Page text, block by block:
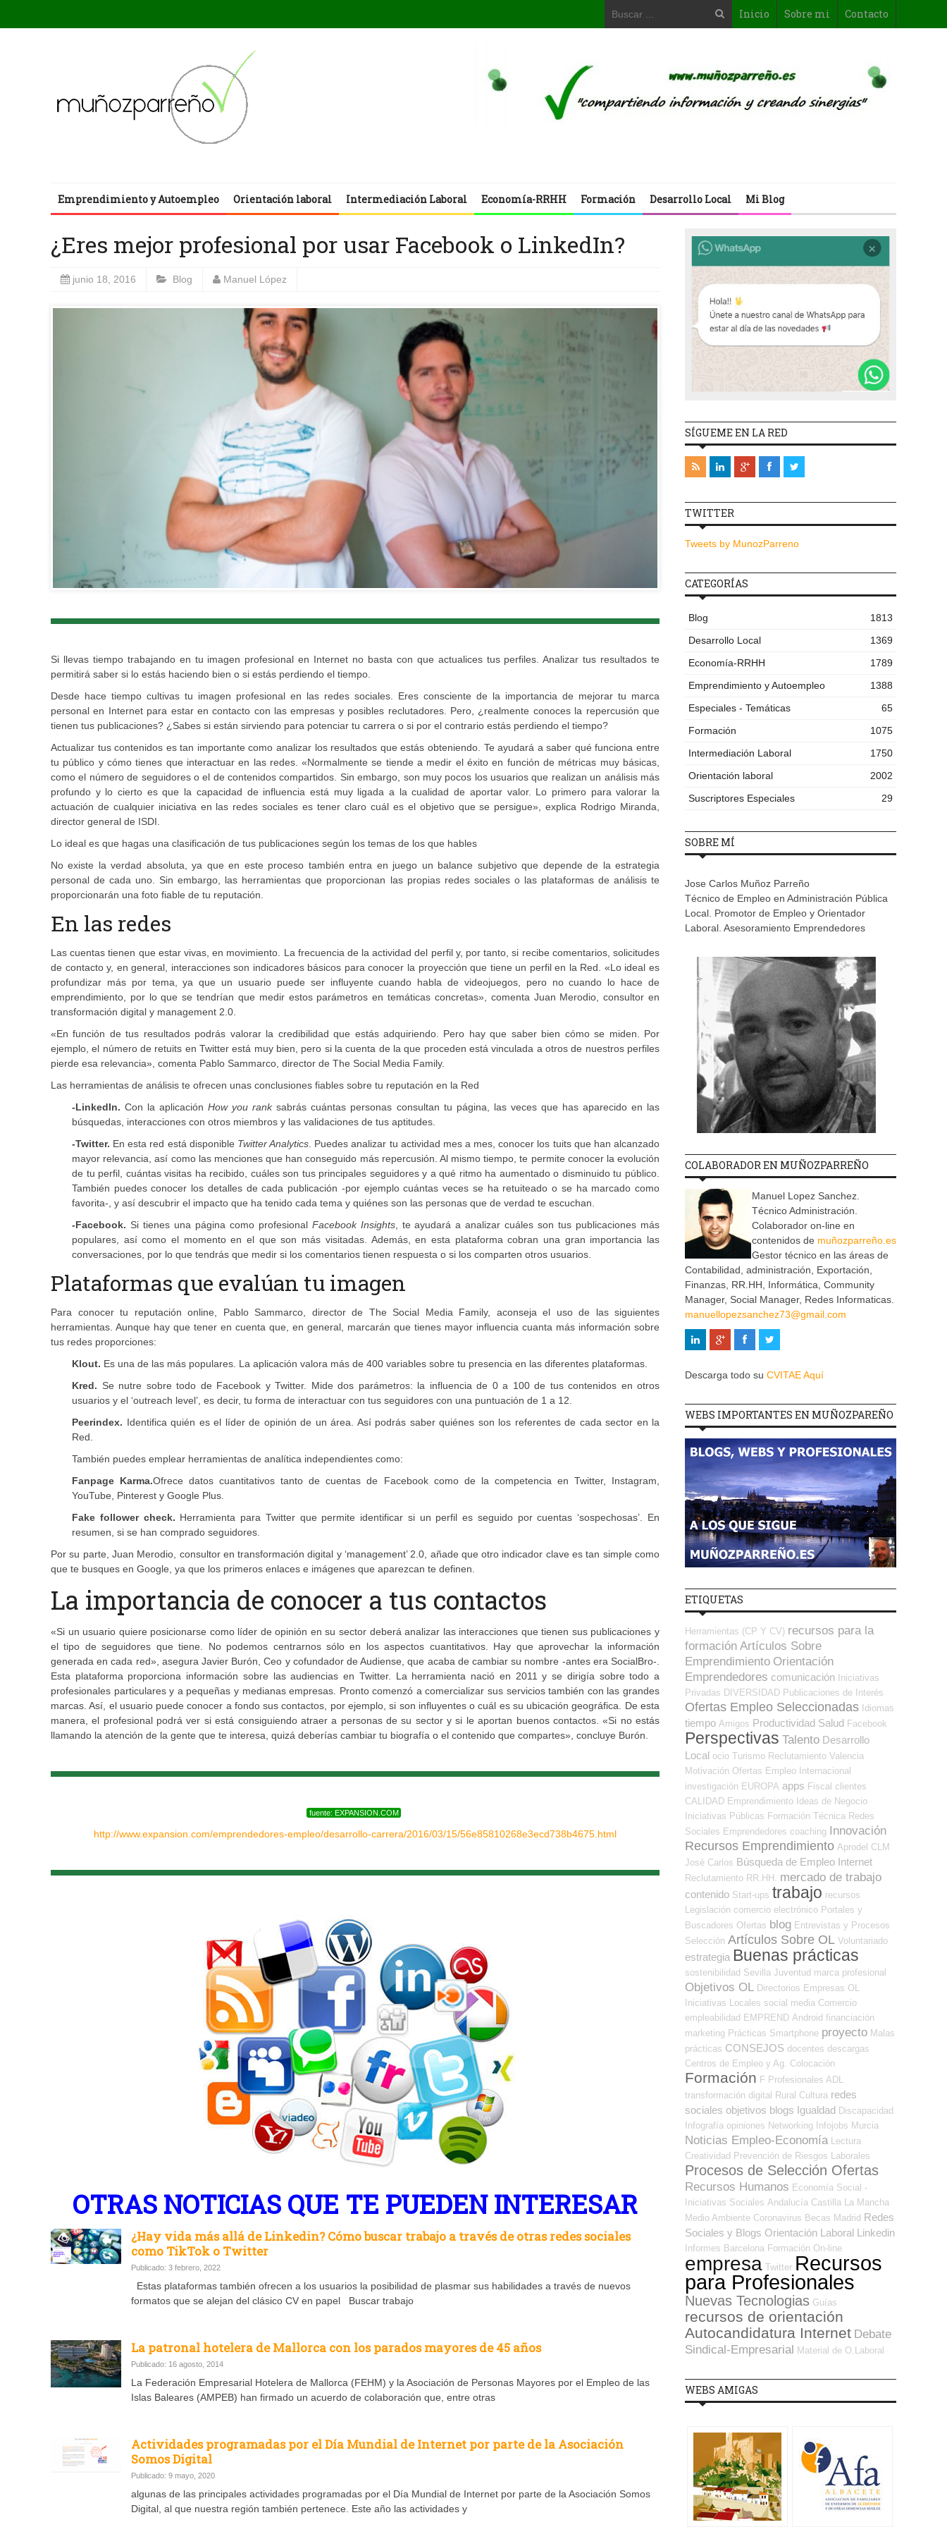
Inicio Sobre mi Contacto
Emprendimiento y Autoempleo Orientación laboral Intermediación Laboral Economía-RRHH Formación Desarrollo Local Mi Blog
¿Eres mejor profesional por usar Facebook o LinkedIn?
junio 18, 2016 Blog Manuel López
Si llevas tiempo trabajando en tu imagen profesional en Internet no basta con que actualices tus perfiles. Analizar tus resultados te
permitirá saber si lo estás haciendo bien o si estás perdiendo el tiempo.
Desde hace tiempo cultivas tu imagen profesional en las redes sociales. Eres consciente de la importancia de mejorar tu marca
personal en Internet para estar en contacto con las empresas y posibles reclutadores. Pero, ¿realmente conoces la repercusión que
tienen tus publicaciones? ¿Sabes si están sirviendo para potenciar tu carrera o si por el contrario estás perdiendo el tiempo?
Actualizar tus contenidos es tan importante como analizar los resultados que estás obteniendo. Te ayudará a saber qué funciona entre
tu público y cómo tienes que interactuar en las redes. «Normalmente se tiende a medir el éxito en función de métricas muy básicas,
como el número de seguidores o el de contenidos compartidos. Sin embargo, son muy pocos los usuarios que realizan un análisis más
profundo y lo cierto es que la capacidad de influencia está muy ligada a la cualidad de aportar valor. Lo primero para valorar la
actuación de cualquier iniciativa en las redes sociales es tener claro cuál es el objetivo que se persigue», explica Rodrigo Miranda,
director general de ISDI.
Lo ideal es que hagas una clasificación de tus publicaciones según los temas de los que hables
No existe la verdad absoluta, ya que en este proceso también entra en juego un balance subjetivo que depende de la estrategia
personal de cada uno. Sin embargo, las herramientas que proporcionan las propias redes sociales o las plataformas de análisis te
proporcionarán una foto fiable de tu reputación.
En las redes
Las cuentas tienen que estar vivas, en movimiento. La frecuencia de la actividad del perfil y, por tanto, si recibe comentarios, solicitudes
de contacto y, en general, interacciones son indicadores básicos para conocer la proyección que tiene un perfil en la Red. «Lo ideal es
profundizar más por tema, ya que un usuario puede ser influyente cuando habla de videojuegos, pero no cuando lo hace de
emprendimiento, por lo que se tendrían que medir estos parámetros en temáticas concretas», comenta Juan Merodio, consultor en
transformación digital y management 2.0.
«En función de tus resultados podrás valorar la credibilidad que estás adquiriendo. Pero hay que saber bien cómo se miden. Por
ejemplo, el número de retuits en Twitter está muy bien, pero si la cuenta de la que proceden está vinculada a otros de nuestros perfiles
pierde esa relevancia», comenta Pablo Sammarco, director de The Social Media Family.
Las herramientas de análisis te ofrecen unas conclusiones fiables sobre tu reputación en la Red
-LinkedIn. Con la aplicaciónHow you ranksabrás cuántas personas consultan tu página, las veces que has aparecido en las
búsquedas, interacciones con otros miembros y las validaciones de tus aptitudes.
-Twitter. En esta red está disponible Twitter Analytics. Puedes analizar tu actividad mes a mes, conocer los tuits que han alcanzado
mayor relevancia, así como las menciones que han conseguido más repercusión. Al mismo tiempo, te permite conocer la evolución
de tu perfil, cuántas visitas ha recibido, cuáles son tus principales seguidores y a qué ritmo ha aumentado o disminuido tu público.
También puedes conocer los detalles de cada publicación -por ejemplo cuántas veces se ha retuiteado o se ha marcado como
favorita-, y así descubrir el impacto que ha tenido cada tema y quiénes son las personas que de verdad te escuchan.
-Facebook. Si tienes una página como profesionalFacebook Insights, te ayudará a analizar cuáles son tus publicaciones más
populares, así como el momento en el que son más visitadas. Además, en esta plataforma cobran una gran importancia las
conversaciones, por lo que tendrás que medir si los comentarios tienen respuesta o si los comparten otros usuarios.
Plataformas que evalúan tu imagen
Para conocer tu reputación online, Pablo Sammarco, director de The Social Media Family, aconseja el uso de las siguientes
herramientas. Aunque hay que tener en cuenta que, en general, marcarán que tienes mayor influencia cuanta más información sobre
tus redes proporciones:
Klout. Es una de las más populares. La aplicación valora más de 400 variables sobre tu presencia en las diferentes plataformas.
Kred. Se nutre sobre todo de Facebook y Twitter. Mide dos parámetros: la influencia de 0 a 100 de tus contenidos en otros
usuarios y el ‘outreach level’, es decir, tu forma de interactuar con tus seguidores con una puntuación de 1 a 12.
Peerindex. Identifica quién es el líder de opinión de un área. Así podrás saber quiénes son los referentes de cada sector en la
Red.
También puedes emplear herramientas de analítica independientes como:
Fanpage Karma.Ofrece datos cuantitativos tanto de cuentas de Facebook como de la competencia en Twitter, Instagram,
YouTube, Pinterest y Google Plus.
Fake follower check. Herramienta para Twitter que permite identificar si un perfil es seguido por cuentas ‘sospechosas’. En
resumen, si se han comprado seguidores.
Por su parte, Juan Merodio, consultor en transformación digital y ‘management’ 2.0, añade que otro indicador clave es tan simple como
que te busques en Google, ya que los primeros enlaces e imágenes que aparezcan te definen.
La importancia de conocer a tus contactos
«Si un usuario quiere posicionarse como líder de opinión en su sector deberá analizar las interacciones que tienen sus publicaciones y
el tipo de seguidores que tiene. No podemos centrarnos sólo en los aspectos cuantitativos. Hay que aprovechar la información
generada en cada red», asegura Javier Burón, Ceo y cofundador de Audiense, que acaba de cambiar su nombre -antes era SocialBro-.
Esta plataforma proporciona información sobre las audiencias en Twitter. La herramienta nació en 2011 y se dirigía sobre todo a
profesionales particulares y a pequeñas y medianas empresas. Pronto comenzó a comercializar sus servicios también con las grandes
marcas. Así, el usuario puede conocer a fondo sus contactos, por ejemplo, si son influyentes o cuál es su ubicación geográfica. De esta
manera, el profesional podrá ver si está consiguiendo atraer a personas de su sector y si le aportan buenos contactos. «Si no estás
llamando la atención de la gente que te interesa, quizá deberías cambiar tu biografía o el contenido que compartes», concluye Burón.
fuente: EXPANSION.COM
http://www.expansion.com/emprendedores-empleo/desarrollo-carrera/2016/03/15/56e85810268e3ecd738b4675.html
OTRAS NOTICIAS QUE TE PUEDEN INTERESAR
¿Hay vida más allá de Linkedin? Cómo buscar trabajo a través de otras redes sociales
como TikTok o Twitter
Publicado: 3 febrero, 2022
Estas plataformas también ofrecen a los usuarios la posibilidad de plasmar sus habilidades a través de nuevos
formatos que se alejan del clásico CV en papel Buscar trabajo
La patronal hotelera de Mallorca con los parados mayores de 45 años
Publicado: 16 agosto, 2014
La Federación Empresarial Hotelera de Mallorca (FEHM) y la Asociación de Personas Mayores por el Empleo de las
Islas Baleares (AMPEB) han firmado un acuerdo de colaboración que, entre otras
Actividades programadas por el Día Mundial de Internet por parte de la Asociación
Somos Digital
Publicado: 9 mayo, 2020
algunas de las principales actividades programadas por el Día Mundial de Internet por parte de la Asociación Somos
Digital, al que nuestra región también pertenece. Este año las actividades y
SÍGUEME EN LA RED
TWITTER
Tweets by MunozParreno
CATEGORÍAS
Blog
1813
Desarrollo Local
1369
Economía-RRHH
1789
Emprendimiento y Autoempleo
1388
Especiales - Temáticas
65
Formación
1075
Intermediación Laboral
1750
Orientación laboral
2002
Suscriptores Especiales
29
SOBRE MÍ
Jose Carlos Muñoz Parreño
Técnico de Empleo en Administración Pública
Local. Promotor de Empleo y Orientador
Laboral. Asesoramiento Emprendedores
COLABORADOR EN MUÑOZPARREÑO
Manuel Lopez Sanchez.
Técnico Administración.
Colaborador on-line en
contenidos de muñozparreño.es
Gestor técnico en las áreas de
Contabilidad, administración, Exportación,
Finanzas, RR.HH, Informática, Community
Manager, Social Manager, Redes Informaticas.
manuellopezsanchez73@gmail.com
Descarga todo su CVITAE Aquí
WEBS IMPORTANTES EN MUÑOZPAREÑO
ETIQUETAS
Herramientas (CP Y CV) recursos para la
formación Artículos Sobre
Emprendimiento Orientación
Emprendedores comunicación Iniciativas
Privadas DIVERSIDAD Publicaciones de Interés
Ofertas Empleo Seleccionadas Idiomas
tiempo Amigos Productividad Salud Facebook
Perspectivas Talento Desarrollo
Local ocio Turismo Reclutamiento Valencia
Motivación Ofertas Empleo Internacional
investigación EUROPA apps Fiscal clientes
CALIDAD Emprendimiento Ideas de Negocio
Iniciativas Públicas Formación Técnica Redes
Sociales Emprendedores coaching Innovación
Recursos Emprendimiento Aprodel CLM
José Carlos Búsqueda de Empleo Internet
Reclutamiento RR.HH. mercado de trabajo
contenido Start-ups trabajo recursos
Legislación comercio electrónico Portales y
Buscadores Ofertas blog Entrevistas y Procesos
Selección Artículos Sobre OL Voluntariado
estrategia Buenas prácticas
sostenibilidad Sevilla Juventud marca profesional
Objetivos OL Directorios Empresas OL
Iniciativas Locales social media Comercio
empleabilidad EMPREND Android financiación
marketing Prácticas Smartphone proyecto Malas
prácticas CONSEJOS docentes descargas
Centros de Empleo y Ag. Colocación
Formación F Profesionales ADL
transformación digital
Rural Cultura redes
sociales objetivos blogs Igualdad Discapacidad
Infografía opiniones Networking Infojobs Murcia
Noticias Empleo-Economía
Lectura
Creatividad Prevención de Riesgos Laborales
Procesos de Selección Ofertas
Recursos Humanos Economía Social -
Iniciativas Sociales Andalucía Castilla La Mancha
Medio Ambiente Coronavirus Becas Madrid Redes
Sociales y Blogs Orientación Laboral Linkedin
Informes Barcelona Formación On-line
empresa Twitter Recursos
para Profesionales
Nuevas Tecnologias Guías
recursos de orientación
Autocandidatura Internet Debate
Sindical-Empresarial Material de O.Laboral
WEBS AMIGAS